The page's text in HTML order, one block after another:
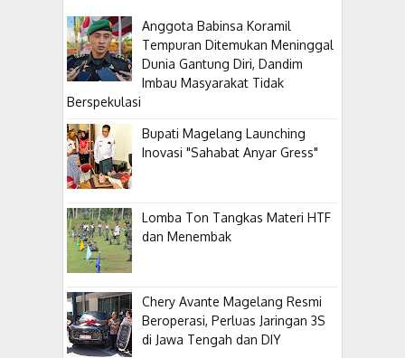
Anggota Babinsa Koramil
Tempuran Ditemukan Meninggal
Dunia Gantung Diri, Dandim
Imbau Masyarakat Tidak
Berspekulasi
Bupati Magelang Launching
Inovasi "Sahabat Anyar Gress"
Lomba Ton Tangkas Materi HTF
dan Menembak
​Chery Avante Magelang Resmi
Beroperasi, Perluas Jaringan 3S
di Jawa Tengah dan DIY